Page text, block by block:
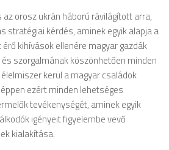
orosz ukrán háború rávilágított arra,
stratégiai kérdés, aminek egyik alapja a
kihívások ellenére magyar gazdák
szorgalmának köszönhetően minden
kerül a magyar családok
ezért minden lehetséges
tevékenységét, aminek egyik
igényeit figyelembe vevő
kialakítása.